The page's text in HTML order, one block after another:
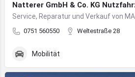
Natterer GmbH & Co. KG
0751 560550 Weltestraße 28
Mobilität